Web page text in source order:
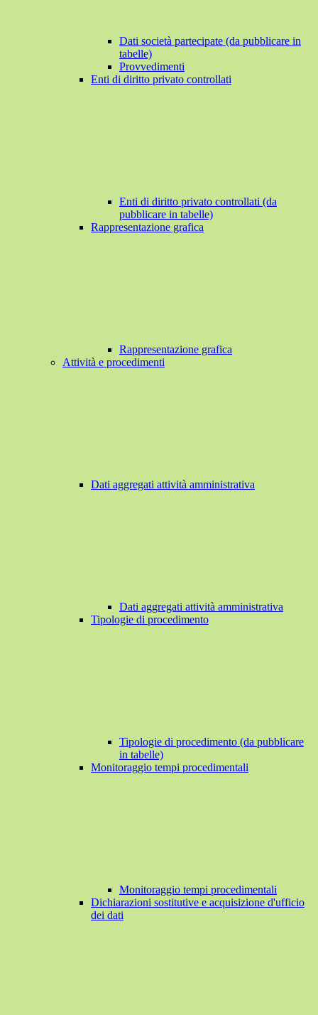
Dati società partecipate (da pubblicare in
tabelle)
Provvedimenti
Enti di diritto privato controllati
Enti di diritto privato controllati (da
pubblicare in tabelle)
Rappresentazione grafica
Rappresentazione grafica
Attività e procedimenti
Dati aggregati attività amministrativa
Dati aggregati attività amministrativa
Tipologie di procedimento
Tipologie di procedimento (da pubblicare
in tabelle)
Monitoraggio tempi procedimentali
Monitoraggio tempi procedimentali
Dichiarazioni sostitutive e acquisizione d'ufficio
dei dati